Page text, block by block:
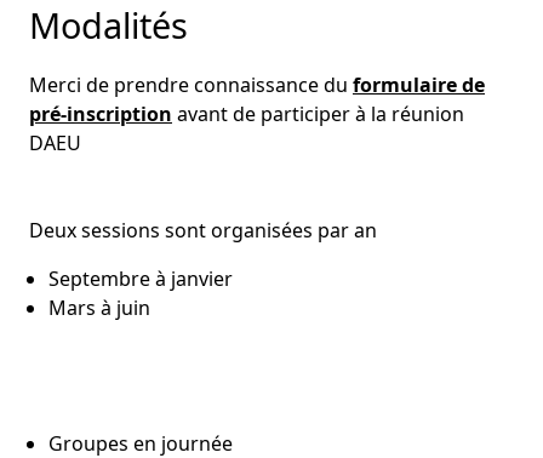
Modalités
Merci de prendre connaissance du formulaire de
pré-inscription avant de participer à la réunion
DAEU
Deux sessions sont organisées par an
Septembre à janvier
Mars à juin
Groupes en journée